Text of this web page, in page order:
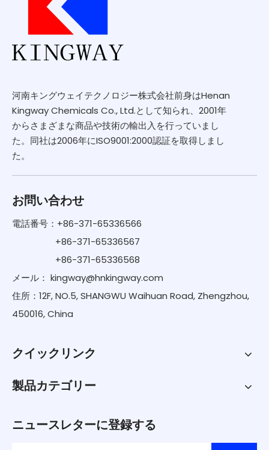
河南キングウェイテクノロジー株式会社前身はHenan
Kingway Chemicals Co., Ltd.として知られ、2001年
からさまざまな商品や技術の輸出入を行っていまし
た。同社は2006年にISO9001:2000認証を取得しまし
た。
お問い合わせ
電話番号：+86-371-65336566
+86-371-65336567
+86-371-65336568
メール： kingway@hnkingway.com
住所：12F, NO.5, SHANGWU Waihuan Road, Zhengzhou,
450016, China
クイックリンク
製品カテゴリー
ニュースレターに登録する